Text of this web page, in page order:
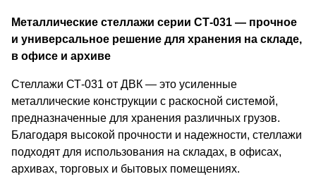
Металлические стеллажи серии СТ-031 — прочное
и универсальное решение для хранения на складе,
в офисе и архиве
Стеллажи СТ-031 от ДВК — это усиленные
металлические конструкции с раскосной системой,
предназначенные для хранения различных грузов.
Благодаря высокой прочности и надежности, стеллажи
подходят для использования на складах, в офисах,
архивах, торговых и бытовых помещениях.